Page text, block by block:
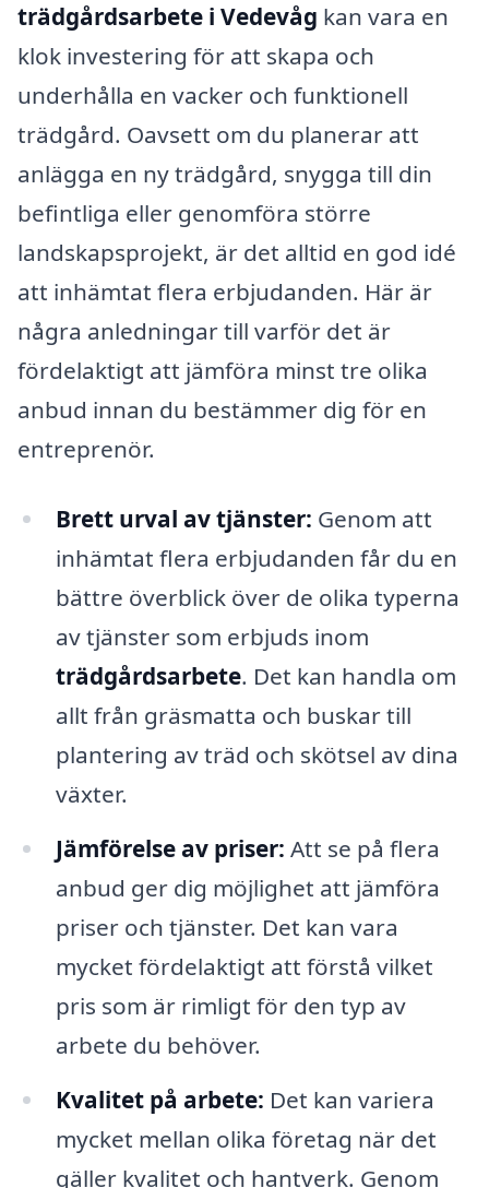
trädgårdsarbete i Vedevåg kan vara en
klok investering för att skapa och
underhålla en vacker och funktionell
trädgård. Oavsett om du planerar att
anlägga en ny trädgård, snygga till din
befintliga eller genomföra större
landskapsprojekt, är det alltid en god idé
att inhämtat flera erbjudanden. Här är
några anledningar till varför det är
fördelaktigt att jämföra minst tre olika
anbud innan du bestämmer dig för en
entreprenör.
Brett urval av tjänster: Genom att
inhämtat flera erbjudanden får du en
bättre överblick över de olika typerna
av tjänster som erbjuds inom
trädgårdsarbete. Det kan handla om
allt från gräsmatta och buskar till
plantering av träd och skötsel av dina
växter.
Jämförelse av priser: Att se på flera
anbud ger dig möjlighet att jämföra
priser och tjänster. Det kan vara
mycket fördelaktigt att förstå vilket
pris som är rimligt för den typ av
arbete du behöver.
Kvalitet på arbete: Det kan variera
mycket mellan olika företag när det
gäller kvalitet och hantverk. Genom